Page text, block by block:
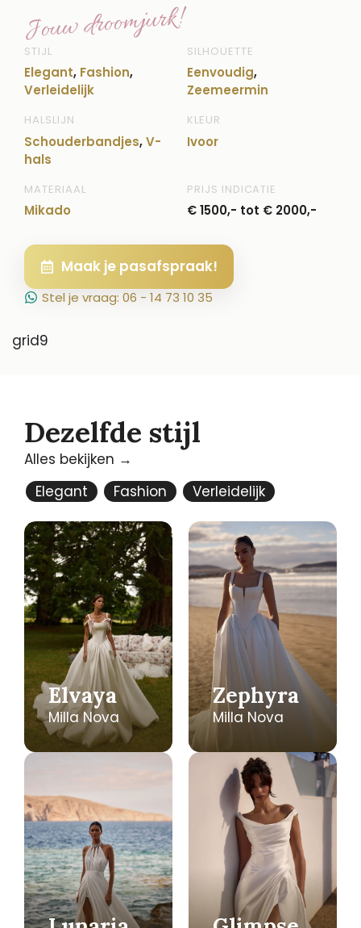
Jouw droomjurk!
STIJL
Elegant, Fashion,
Verleidelijk
SILHOUETTE
Eenvoudig,
Zeemeermin
HALSLIJN
Schouderbandjes,V-
hals
KLEUR
Ivoor
MATERIAAL
Mikado
PRIJS INDICATIE
€ 1500,- tot € 2000,-
Maak je pasafspraak!
Stel je vraag: 06 - 14 73 10 35
grid9
Dezelfde stijl
Alles bekijken →
Elegant
Fashion Verleidelijk
Elvaya
Milla Nova
Zephyra
Milla Nova